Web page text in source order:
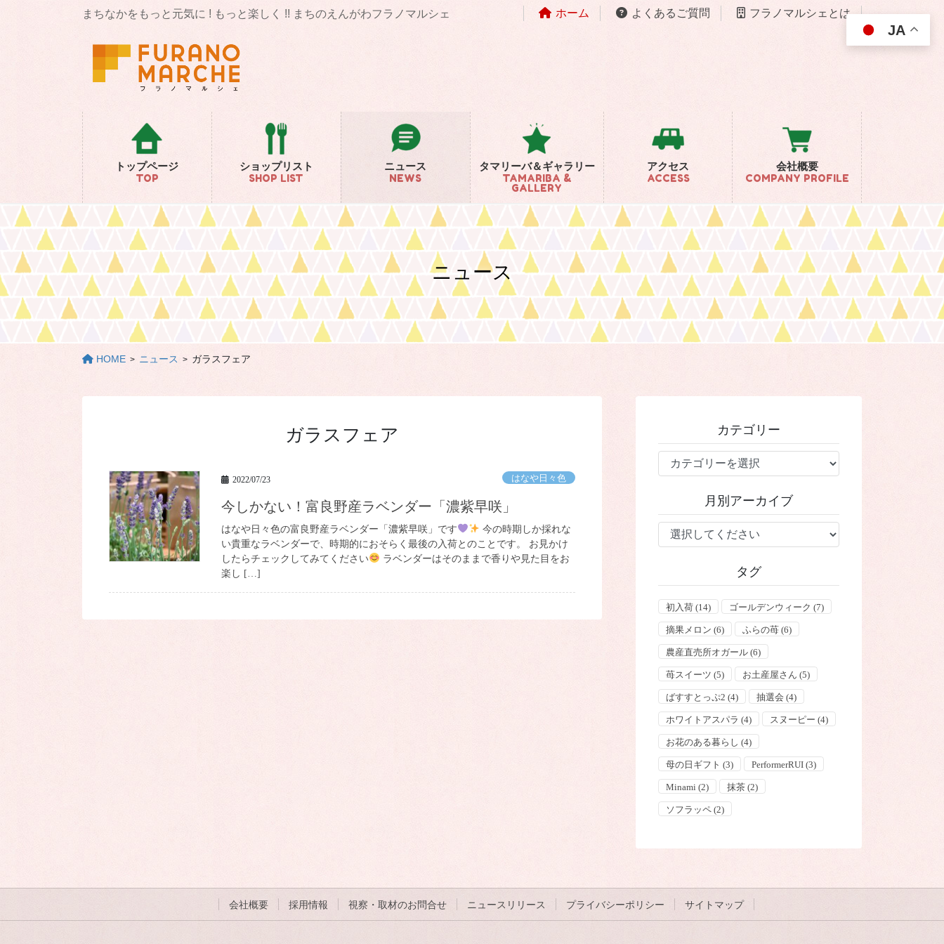
まちなかをもっと元気に ! もっと楽しく !! まちのえんがわフラノマルシェ ホーム よくあるご質問 フラノマルシェとは
トップページ
TOP
ショップリスト
SHOP LIST
ニュース
NEWS
タマリーバ＆ギャラリー
TAMARIBA &
GALLERY
アクセス
ACCESS
会社概要
COMPANY PROFILE
ニュース
HOME ニュース ガラスフェア
ガラスフェア
2022/07/23 はなや日々色
今しかない！富良野産ラベンダー「濃紫早咲」
はなや日々色の富良野産ラベンダー「濃紫早咲」です
今の時期しか採れな
い貴重なラベンダーで、時期的におそらく最後の入荷とのことです。 お見かけ
したらチェックしてみてください
ラベンダーはそのままで香りや見た目をお
楽し […]
カテゴリー
テ
ー
月別アーカイブ
タグ
初入荷 (14) ゴールデンウィーク (7)
摘果メロン (6) ふらの苺 (6)
農産直売所オガール (6)
苺スイーツ (5) お土産屋さん (5)
ばすすとっぷ2 (4) 抽選会 (4)
ホワイトアスパラ (4) スヌーピー (4)
お花のある暮らし (4)
母の日ギフト (3) PerformerRUI (3)
Minami (2) 抹茶 (2)
ソフラッペ (2)
会社概要 採用情報 視察・取材のお問合せ ニュースリリース プライバシーポリシー サイトマップ
JA